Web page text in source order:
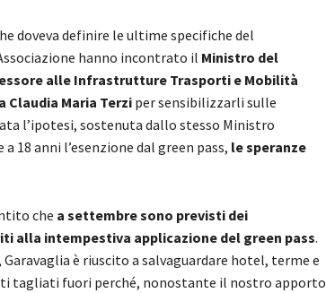
doveva definire le ultime specifiche del
hanno incontrato il Ministro del
alle Infrastrutture Trasporti e Mobilità
Claudia Maria Terziper sensibilizzarli sulle
l’ipotesi, sostenuta dallo stesso Ministro
18 anni l’esenzione dal green pass, le speranze
che a settembre sono previsti dei
alla intempestiva applicazione del green pass.
è riuscito a salvaguardare hotel, terme e
tagliati fuori perché, nonostante il nostro apporto